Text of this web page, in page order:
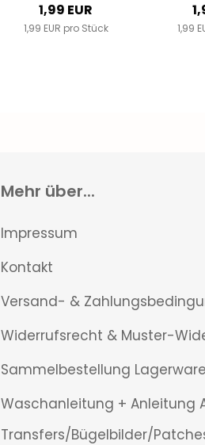
1,99 EUR
1,99 EUR pro Stück 1,99
Mehr über...
Impressum
Kontakt
Versand- &
Widerrufsrecht & Muster-
Sammelbestellung Lagerware
Waschanleitung + Anleitung
Transfers/Bügelbilder/